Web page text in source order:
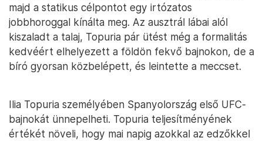
majd a statikus célpontot egy irtózatos
jobbhoroggal kínálta meg. Az ausztrál lábai alól
kiszaladt a talaj, Topuria pár ütést még a formalitás
kedvéért elhelyezett a földön fekvő bajnokon, de a
bíró gyorsan közbelépett, és leintette a meccset.
Ilia Topuria személyében Spanyolország első UFC-
bajnokát ünnepelheti. Topuria teljesítményének
értékét növeli, hogy mai napig azokkal az edzőkkel